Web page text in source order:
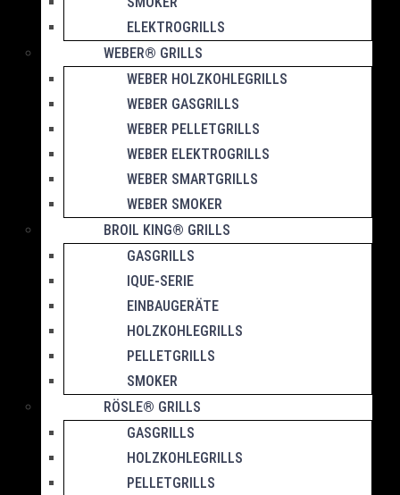
ELEKTROGRILLS
WEBER® GRILLS
WEBER HOLZKOHLEGRILLS
WEBER GASGRILLS
WEBER PELLETGRILLS
WEBER ELEKTROGRILLS
WEBER SMARTGRILLS
WEBER SMOKER
BROIL KING® GRILLS
GASGRILLS
IQUE-SERIE
EINBAUGERÄTE
HOLZKOHLEGRILLS
PELLETGRILLS
SMOKER
RÖSLE® GRILLS
GASGRILLS
HOLZKOHLEGRILLS
PELLETGRILLS